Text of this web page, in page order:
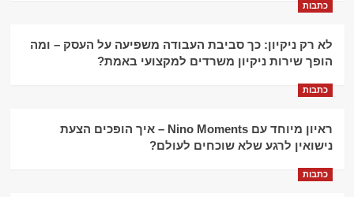
כתבות
לא רק ניקיון: כך סביבת העבודה משפיעה על העסק – ומה
הופך שירות ניקיון משרדים למקצועי באמת?
כתבות
ראיון מיוחד עם Nino Moments – איך הופכים הצעת
נישואין לרגע שלא שוכחים לעולם?
כתבות